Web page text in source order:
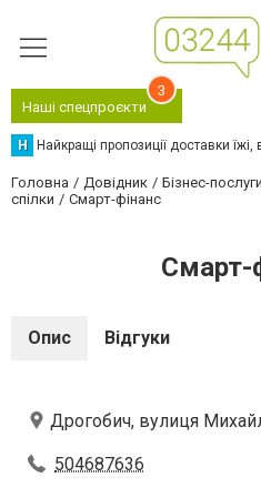
Наші спецпроєкти
3
Н Найкращі пропозиції доставки їжі,
Головна Довідник Бізнес-
спілки
Смарт-фінанс
Смарт-
Опис Відгуки
Дрогобич, вулиця
504687636